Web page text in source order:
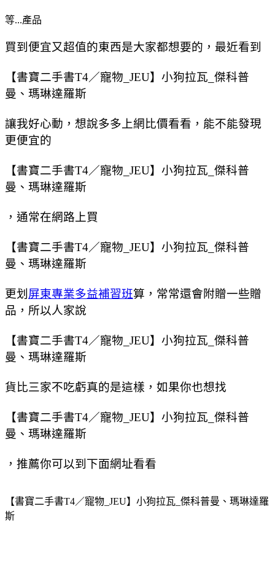
等...產品
買到便宜又超值的東西是大家都想要的，最近看到
【書寶二手書T4／寵物_JEU】小狗拉瓦_傑科普
曼、瑪琳達羅斯
讓我好心動，想說多多上網比價看看，能不能發現
更便宜的
【書寶二手書T4／寵物_JEU】小狗拉瓦_傑科普
曼、瑪琳達羅斯
，通常在網路上買
【書寶二手書T4／寵物_JEU】小狗拉瓦_傑科普
曼、瑪琳達羅斯
更划 屏東專業多益補習班算，常常還會附贈一些贈
品，所以人家說
【書寶二手書T4／寵物_JEU】小狗拉瓦_傑科普
曼、瑪琳達羅斯
貨比三家不吃虧真的是這樣，如果你也想找
【書寶二手書T4／寵物_JEU】小狗拉瓦_傑科普
曼、瑪琳達羅斯
，推薦你可以到下面網址看看
【書寶二手書T4／寵物_JEU】小狗拉瓦_傑科普曼、瑪琳達羅
斯